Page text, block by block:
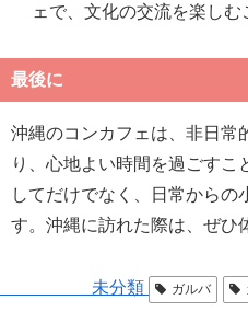
ェで、文化の交流を楽しむ
最後に
沖縄のコンカフェは、非日常
り、心地よい時間を過ごすこ
してだけでなく、日常からの
す。沖縄に訪れた際は、ぜひ
未分類 ガルバ